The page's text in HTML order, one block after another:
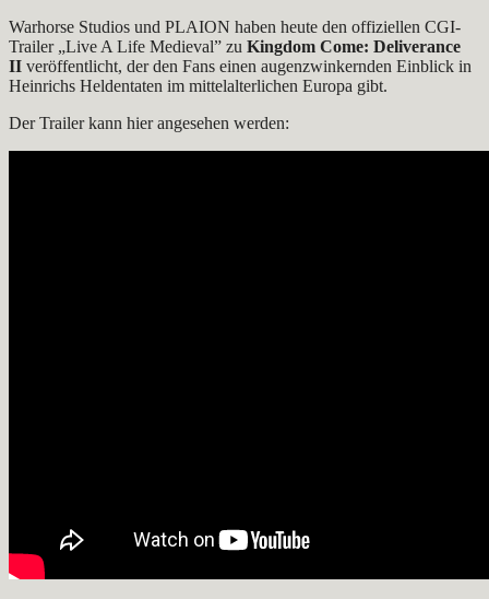
Warhorse Studios und PLAION haben heute den offiziellen CGI-
Trailer „Live A Life Medieval” zu Kingdom Come: Deliverance
II veröffentlicht, der den Fans einen augenzwinkernden Einblick in
Heinrichs Heldentaten im mittelalterlichen Europa gibt.
Der Trailer kann hier angesehen werden: